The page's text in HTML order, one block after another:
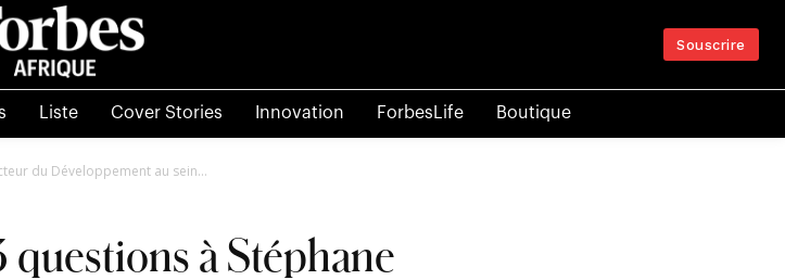
Souscrire
Liste Cover Stories Innovation ForbesLife Boutique
du Développement au sein...
à Stéphane